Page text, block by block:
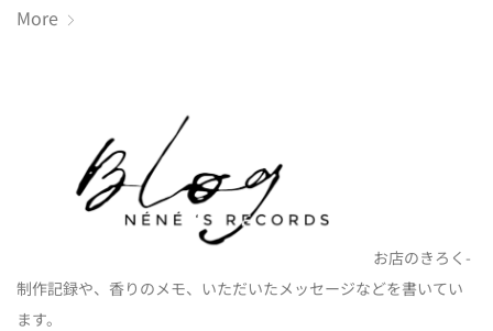
More
お店のきろく-
制作記録や、香りのメモ、いただいたメッセージなどを書いてい
ます。